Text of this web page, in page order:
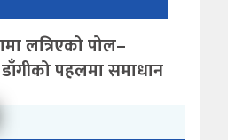
लत्रिएको पोल–
पहलमा समाधान